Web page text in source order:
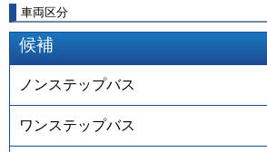
車両区分
候補
ノンステップバス
ワンステップバス